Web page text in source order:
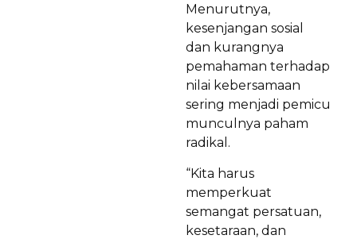
Menurutnya,
kesenjangan sosial
dan kurangnya
pemahaman terhadap
nilai kebersamaan
sering menjadi pemicu
munculnya paham
radikal.
“Kita harus
memperkuat
semangat persatuan,
kesetaraan, dan